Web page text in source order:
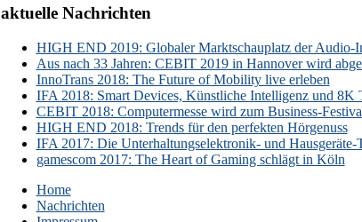
aktuelle Nachrichten
HIGH END 2019: Globaler Marktschauplatz der Audio-
Aus nach 33 Jahren: CEBIT 2019 in Hannover wird
InnoTrans 2018: The Future of Mobility live erleben
IFA 2018: Smart Devices, Künstliche Intelligenz und 8K
CEBIT 2018: Computermesse wird zum Business-
HIGH END 2018: Trends für den perfekten Hörgenuss
IFA 2017: Die Unterhaltungselektronik- und Hausgeräte-
gamescom 2017: The Heart of Gaming schlägt in Köln
Home
Nachrichten